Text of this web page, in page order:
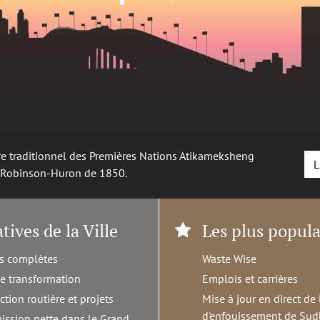
traditionnel des Premières Nations Atikameksheng
Huron de 1850.
de la Ville
complètes
transformation
routière et projets
Les plus
Waste Wise
Emplois et carrières
Mise à jour en direct de
d'enfouissement de